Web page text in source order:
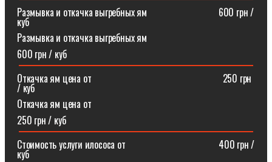
Размывка и откачка выгребных ям⠀⠀⠀⠀⠀⠀⠀⠀⠀⠀600 грн /
куб
Размывка и откачка выгребных ям
600 грн / куб
Откачка ям цена от ⠀⠀⠀⠀⠀⠀⠀⠀⠀⠀⠀⠀⠀⠀⠀⠀⠀⠀250 грн
/ куб
Откачка ям цена от
250 грн / куб
Стоимость услуги илососа от⠀⠀⠀⠀⠀⠀⠀⠀⠀⠀⠀⠀⠀400 грн /
куб